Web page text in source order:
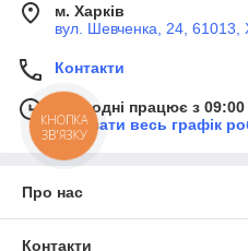
м. Харків
вул. Шевченка, 24, 61013,
Контакти
Сьогодні працює з
Показати весь графік
Про нас
Контакти
КНОПКА
ЗВ'ЯЗКУ